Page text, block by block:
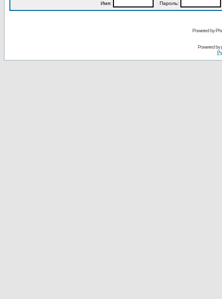
Имя: Пароль:
Powered by
Powered by